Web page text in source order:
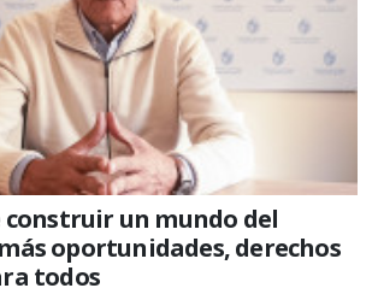
construir un mundo del
oportunidades, derechos
todos